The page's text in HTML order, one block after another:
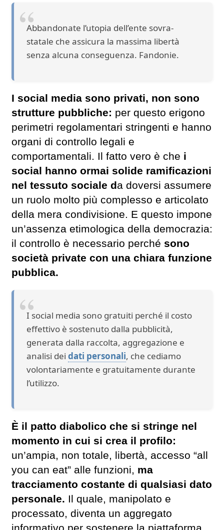
Abbandonate l’utopia dell’ente sovra-
statale che assicura la massima libertà
senza alcuna conseguenza. Fandonie.
I social media sono privati, non sono
strutture pubbliche: per questo erigono
perimetri regolamentari stringenti e hanno
organi di controllo legali e
comportamentali. Il fatto vero è che i
social hanno ormai solide ramificazioni
nel tessuto sociale da doversi assumere
un ruolo molto più complesso e articolato
della mera condivisione. E questo impone
un’assenza etimologica della democrazia:
il controllo è necessario perché sono
società private con una chiara funzione
pubblica.
I social media sono gratuiti perché il costo
effettivo è sostenuto dalla pubblicità,
generata dalla raccolta, aggregazione e
analisi dei dati personali, che cediamo
volontariamente e gratuitamente durante
l’utilizzo.
È il patto diabolico che si stringe nel
momento in cui si crea il profilo:
un’ampia, non totale, libertà, accesso “all
you can eat” alle funzioni, ma
tracciamento costante di qualsiasi dato
personale. Il quale, manipolato e
processato, diventa un aggregato